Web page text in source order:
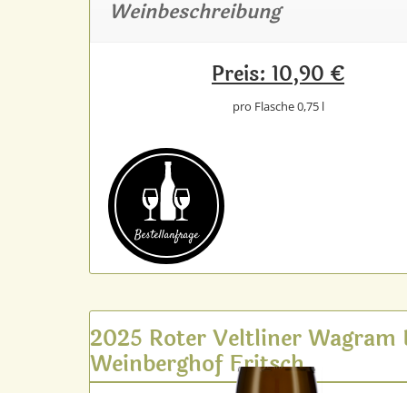
Weinbeschreibung
Preis: 10,90 €
pro Flasche 0,75 l
Bestell­anfrage
2025 Roter Veltliner Wagram
Weinberghof Fritsch